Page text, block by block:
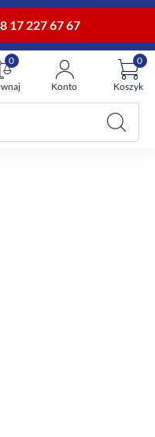
17 227 67 67
0
Konto Koszyk
0